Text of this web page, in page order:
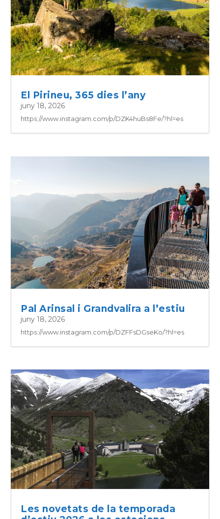
El Pirineu, 365 dies l’any
juny 18, 2026
https://www.instagram.com/p/DZK4huBs8Fe/?hl=es
Pal Arinsal i Grandvalira a l’estiu
juny 18, 2026
https://www.instagram.com/p/DZFFsDGseKo/?hl=es
Les novetats de la temporada